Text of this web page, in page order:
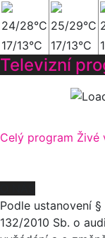
24/28°C 25/29°C
17/13°C
17/13°C
Televizní
Celý program Živé
Podle ustanovení
132/2010 Sb. o